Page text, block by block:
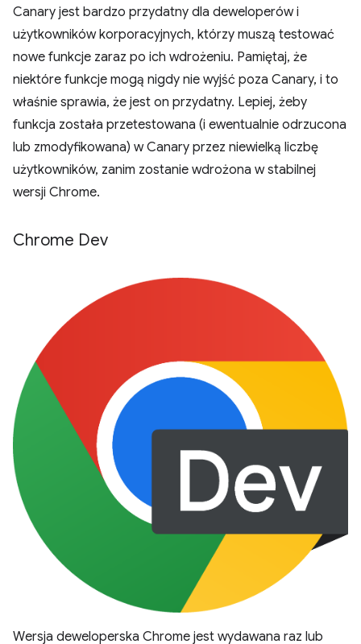
Canary jest bardzo przydatny dla deweloperów i
użytkowników korporacyjnych, którzy muszą testować
nowe funkcje zaraz po ich wdrożeniu. Pamiętaj, że
niektóre funkcje mogą nigdy nie wyjść poza Canary, i to
właśnie sprawia, że jest on przydatny. Lepiej, żeby
funkcja została przetestowana (i ewentualnie odrzucona
lub zmodyfikowana) w Canary przez niewielką liczbę
użytkowników, zanim zostanie wdrożona w stabilnej
wersji Chrome.
Chrome Dev
Wersja deweloperska Chrome jest wydawana raz lub